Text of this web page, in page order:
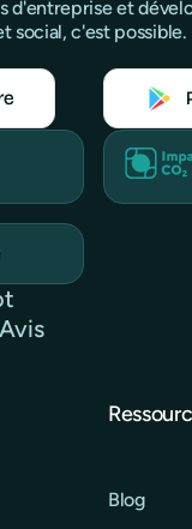
d'entreprise et
social, c'est possible.
Blog